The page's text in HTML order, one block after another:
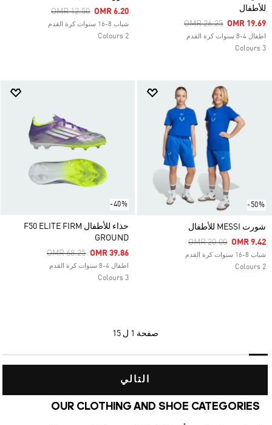
للأطفال
Price Reduced From
OMR 26.25ToOMR 19.69
اطفال 4-8 سنوات كرة القدم
3 Colours
Price Reduced From
OMR 12.50ToOMR 6.20
شباب 8-16 سنوات كرة القدم
2 Colours
-50%
شورت MESSI للأطفال
Price Reduced From
OMR 20.00ToOMR 9.42
شباب 8-16 سنوات كرة القدم
2 Colours
-40%
حذاء للأطفال F50 ELITE FIRM
GROUND
Price Reduced From
OMR 68.25ToOMR 39.86
اطفال 4-8 سنوات كرة القدم
3 Colours
صفحة 1 ل 15
التالي
OUR CLOTHING AND SHOE CATEGORIES